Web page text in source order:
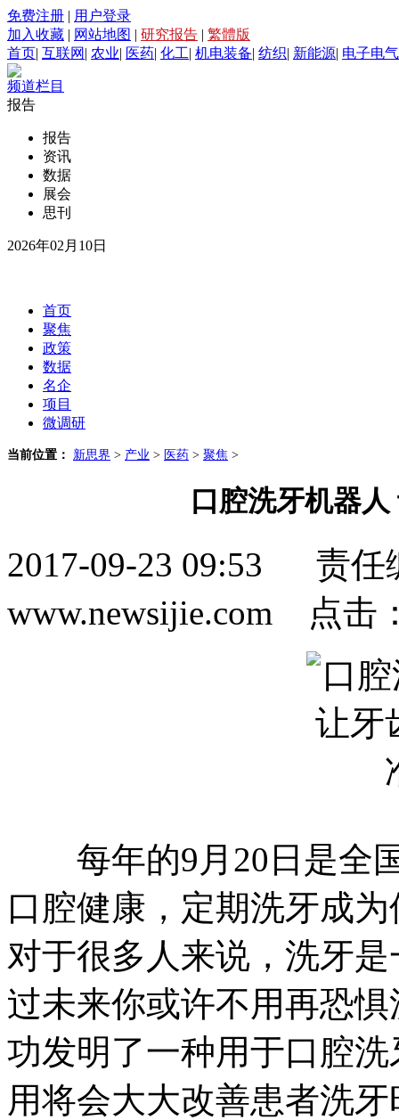
免费注册 | 用户登录
加入收藏 | 网站地图 | 研究报告 | 繁體版
首页| 互联网 | 农业| 医药| 化工| 机电装备| 纺织| 新能源| 电子电气
频道栏目
报告
报告
资讯
数据
展会
思刊
2026年02月10日
首页
聚焦
政策
数据
名企
项目
微调研
当前位置： 新思界 > 产业 > 医药 > 聚焦 >
口腔洗牙机器
2017-09-23 09:53 责
www.newsijie.com 点击
每年的9月20日是全国
口腔健康，定期洗牙成
对于很多人来说，洗牙
过未来你或许不用再恐
功发明了一种用于口腔
用将会大大改善患者洗